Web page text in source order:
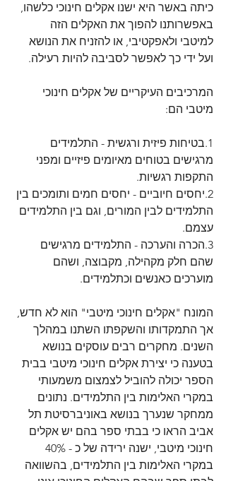
כיתה באשר היא ישנו אקלים חינוכי כלשהו,
באפשרותנו להפוך את האקלים הזה
למיטבי ולאפקטיבי, או להזניח את הנושא
ועל ידי כך לאפשר לסביבה להיות רעילה.
המרכיבים העיקריים של אקלים חינוכי
מיטבי הם:
1.בטיחות פיזית ורגשית - התלמידים
מרגישים בטוחים מאיומים פיזיים ומפני
התקפות רגשיות.
2.יחסים חיוביים - יחסים חמים ותומכים בין
התלמידים לבין המורים, וגם בין התלמידים
עצמם.
3.הכרה והערכה - התלמידים מרגישים
שהם חלק מקהילה, מקבוצה, ושהם
מוערכים כאנשים וכתלמידים.
המונח "אקלים חינוכי מיטבי" הוא לא חדש,
אך התמקדותו והשקפתו השתנו במהלך
השנים. מחקרים רבים עוסקים בנושא
בטענה כי יצירת אקלים חינוכי מיטבי בבית
הספר יכולה להוביל לצמצום משמעותי
במקרי האלימות בין התלמידים. נתונים
ממחקר שנערך בנושא באוניברסיטת תל
אביב הראו כי בבתי ספר בהם יש אקלים
במקרי האלימות בין התלמידים, בהשוואה